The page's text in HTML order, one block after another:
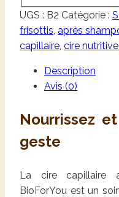
UGS : B2 Catégorie :
frisottis après
capillaire cire
Description
Avis (0)
Nourrissez
geste
La cire capillaire
BioForYou est un